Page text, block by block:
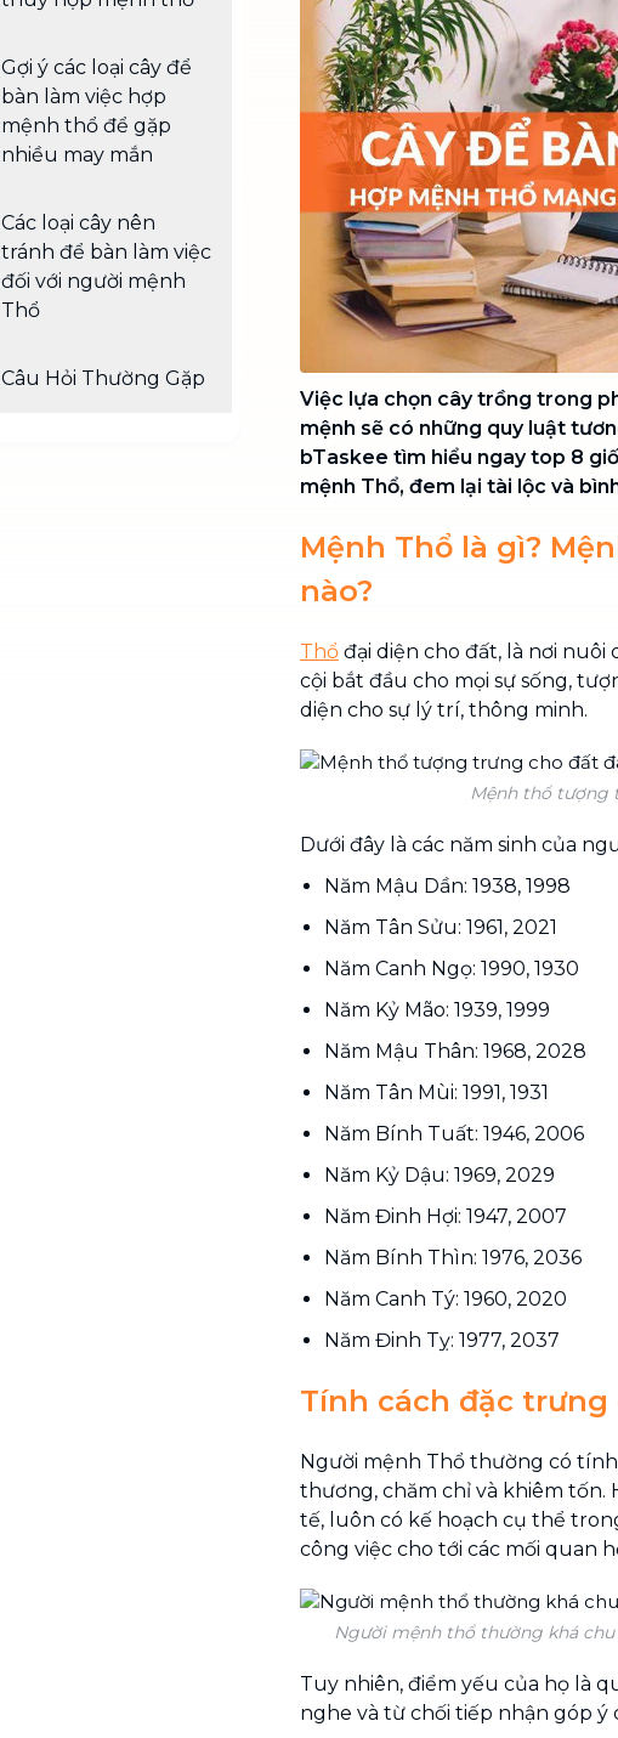
Chuyển nhà trọn gói, không lo dọn
dẹp nơi đi nơi đến
Vệ sinh công nghiệp NEW
Vệ sinh chuyên nghiệp cho văn
phòng, nhà xưởng, công trình lớn
Gợi ý các loại cây để
bàn làm việc hợp
mệnh thổ để gặp
nhiều may mắn
Các loại cây nên
tránh để bàn làm việc
đối với người mệnh
Thổ
Câu Hỏi Thường Gặp
Việc lựa chọn cây trồng trong
mệnh sẽ có những quy luật
bTaskee tìm hiểu ngay top 8
mệnh Thổ, đem lại tài lộc và
Mệnh Thổ là gì?
nào?
Thổ đại diện cho đất, là nơi
cội bắt đầu cho mọi sự sống,
diện cho sự lý trí, thông minh.
Mệnh thổ tượng
Dưới đây là các năm sinh của
Năm Mậu Dần: 1938, 1998
Năm Tân Sửu: 1961, 2021
Năm Canh Ngọ: 1990, 1930
Năm Kỷ Mão: 1939, 1999
Năm Mậu Thân: 1968, 2028
Năm Tân Mùi: 1991, 1931
Năm Bính Tuất: 1946, 2006
Năm Kỷ Dậu: 1969, 2029
Năm Đinh Hợi: 1947, 2007
Năm Bính Thìn: 1976, 2036
Năm Canh Tý: 1960, 2020
Năm Đinh Tỵ: 1977, 2037
Tính cách đặc
Người mệnh Thổ thường có
thương, chăm chỉ và khiêm tốn.
tế, luôn có kế hoạch cụ thể
công việc cho tới các mối quan
Người mệnh thổ thường khá
Tuy nhiên, điểm yếu của họ là
nghe và từ chối tiếp nhận góp ý